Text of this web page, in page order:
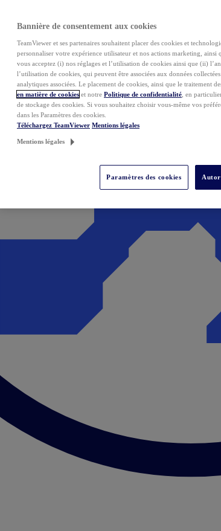
Bannière de consentement aux cookies
TeamViewer et ses partenaires souhaitent placer des cookies et
personnaliser votre expérience utilisateur et nos actions marketing, ainsi
vous acceptez (i) nos réglages et l’utilisation de cookies ainsi que (ii)
l’utilisation de cookies, qui peuvent être associées aux données
analytiques associées. Le placement de cookies, ainsi que le traitement
en matière de cookies et notre Politique de confidentialité , en
de stockage des cookies. Si vous souhaitez choisir vous-même vos
dans les Paramètres des cookies.
Téléchargez TeamViewer Mentions légales
Mentions légales
Paramètres des cookies